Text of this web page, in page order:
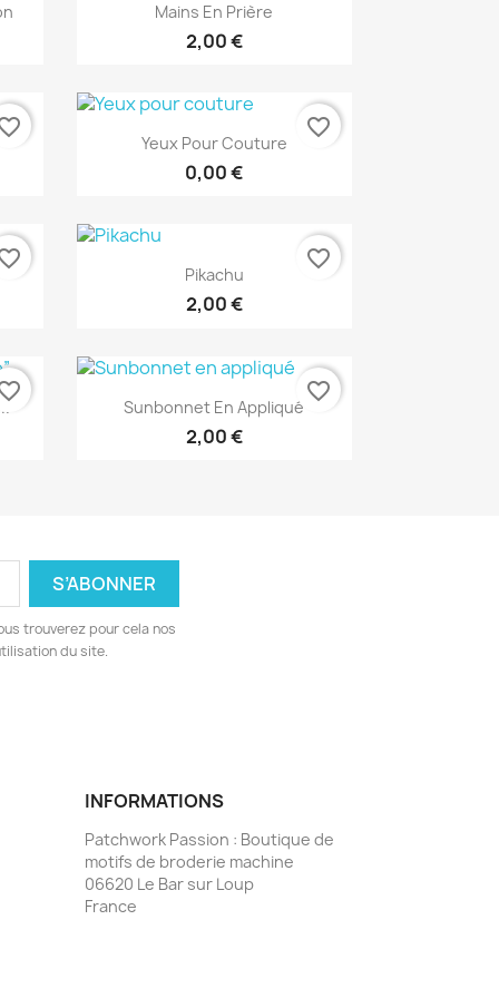
Aperçu rapide
Mains En Prière
2,00 €
Aperçu rapide
Yeux Pour Couture
0,00 €
favorite_border
Aperçu rapide
Pikachu
2,00 €
favorite_border
Aperçu rapide
Sunbonnet En Appliqué
2,00 €
favorite_border
trouverez pour cela nos
du site.
INFORMATIONS
Patchwork Passion : Boutique de
motifs de broderie machine
06620 Le Bar sur Loup
France